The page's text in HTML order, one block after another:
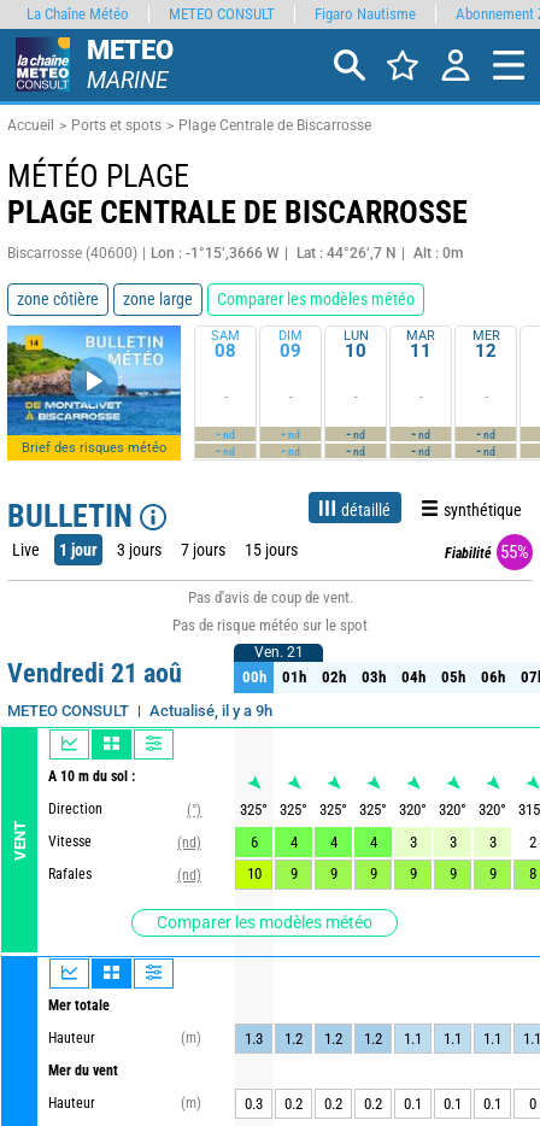
METEO
MARINE
Accueil Ports et spots Plage Centrale de Biscarrosse
MÉTÉO PLAGE
PLAGE CENTRALE DE BISCARROSSE
Biscarrosse (40600) Lon : -1°15’,3666 W Lat : 44°26’,7 N Alt : 0m
zone côtière zone large Comparer les modèles météo
Brief des risques météo
SAM
08
-
-nd
-nd
DIM
09
-
-nd
-nd
LUN
10
-
-nd
-nd
MAR
11
-
-nd
-nd
MER
12
-
-nd
-nd
BULLETIN détaillé synthétique
Live 1 jour 3 jours 7 jours 15 jours Fiabilité 55%
Pas d'avis de coup de vent.
Pas de risque météo sur le spot
Vendredi 21 aoû
METEO CONSULT Actualisé, il y a 9h
VENT
A 10 m du sol :
Direction
(°)
Vitesse
(nd)
Rafales
(nd)
Comparer les modèles météo
Mer totale
Hauteur
(m)
Mer du vent
Hauteur
(m)
Ven. 21
00h 01h 02h 03h 04h 05h 06h
Ven. 21
00h 01h 02h 03h 04h 05h 06h
325° 325° 325° 325° 320° 320° 320°
315
6
4 4 4 3 3 3
2
10
9 9 9 9 9 9 8
1.3 1.2 1.2 1.2 1.1 1.1 1.1 1.1
0.3 0.2 0.2 0.2 0.1 0.1 0.1 0
La Chaîne Météo METEO CONSULT Figaro Nautisme Abonnement